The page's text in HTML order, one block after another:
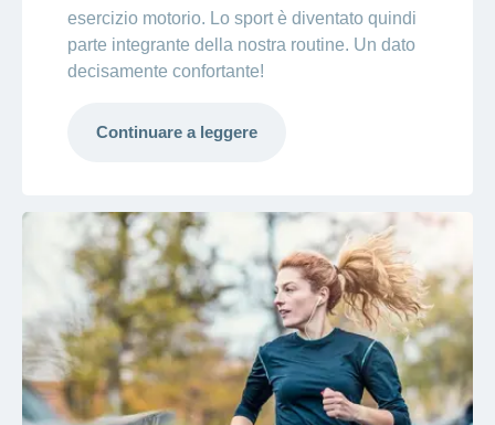
esercizio motorio. Lo sport è diventato quindi
parte integrante della nostra routine. Un dato
decisamente confortante!
Continuare a leggere